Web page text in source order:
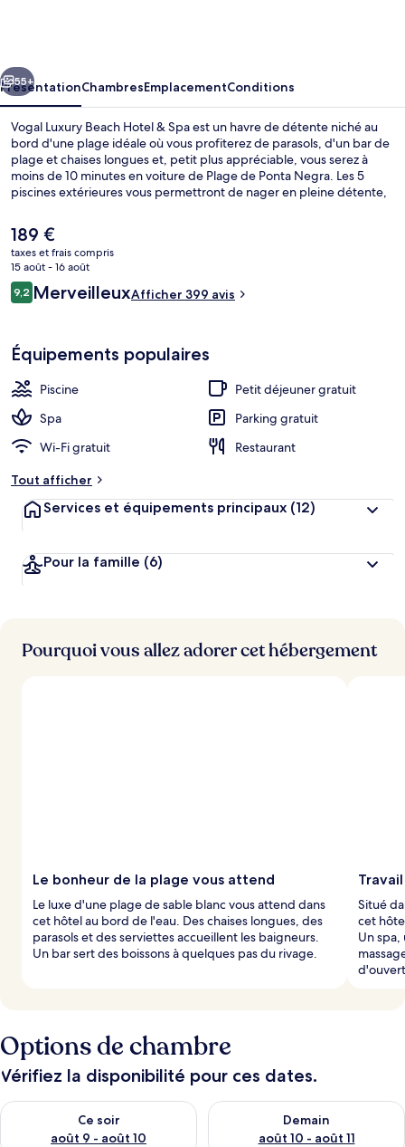
&
Spa
Suivant
55+
PrésentationChambresEmplacementConditions
Vogal Luxury Beach Hotel & Spa est un havre de détente niché au
bord d'une plage idéale où vous profiterez de parasols, d'un bar de
plage et chaises longues et, petit plus appréciable, vous serez à
moins de 10 minutes en voiture de Plage de Ponta Negra. Les 5
piscines extérieures vous permettront de nager en pleine détente,
des massages, des gommages corporels et des soins
d'aromathérapie. Les options de restauration comprennent 2
restaurants, tandis que les 2 bars/salons vous invitent à siroter des
boissons rafraîchissantes. Cet hôtel de luxe vous offre en outre un
bar en bord de piscine, une salle de fitness ouverte 24 h/24 et une
salle de fitness. Les autres voyageurs ne disent que du bien en ce
Le
prix
actuel
est
de
189 €
taxes et frais compris
15 août - 16 août
Avis
voyageurs
9,29,2 sur 10
MerveilleuxAfficher 399 avis
Équipements populaires
Piscine
Petit déjeuner gratuit
Spa
Parking gratuit
Wi-Fi gratuit
Restaurant
Tout afficher
Services et équipements principaux (12)
Pour la famille (6)
Pourquoi vous allez adorer cet hébergement
Le bonheur de la plage vous attend
Le luxe d'une plage de sable blanc vous attend dans
cet hôtel au bord de l'eau. Des chaises longues, des
parasols et des serviettes accueillent les baigneurs.
Un bar sert des boissons à quelques pas du rivage.
Situé
cet
Un spa,
Options de chambre
Vérifiez la disponibilité pour ces dates.
Ce soir
août 9 - août 10
Vérifier la disponibilité pour ce soir août 9 - août 10
Demain
août 10 - août 11
Vérifier la disponibilité pour